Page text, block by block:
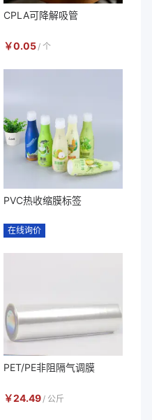
CPLA可降解吸管
￥0.05 / 个
PVC热收缩膜标签
在线询价
PET/PE非阻隔气调膜
￥24.49 / 公斤